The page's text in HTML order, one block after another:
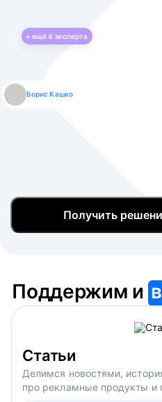
+ ещё4 эксперта
Борис Кашко
Юлия Изоитко
Александр Кулагин
Даниил Макаров
Екатерина Лазаренко
Получить
Поддержим и
Статьи
Делимся новостями,
про рекламные продукты и